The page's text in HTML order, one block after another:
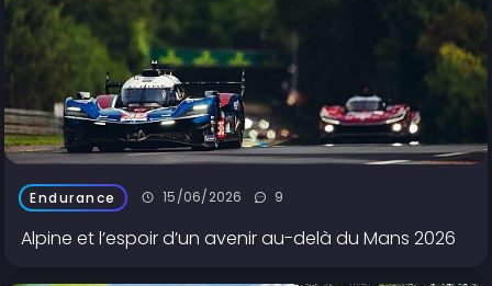
Endurance 15/06/2026 9
Alpine et l’espoir d’un avenir au-delà du Mans 2026